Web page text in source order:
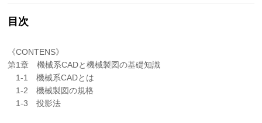
目次
《CONTENS》
第1章 機械系CADと機械製図の基礎知識
1-1 機械系CADとは
1-2 機械製図の規格
1-3 投影法